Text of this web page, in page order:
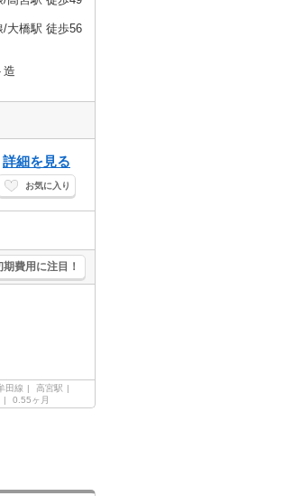
/大橋駅 徒歩56
造
詳細を見る
お気に入り
期費用に注目！
田線
高宮駅
0.55ヶ月